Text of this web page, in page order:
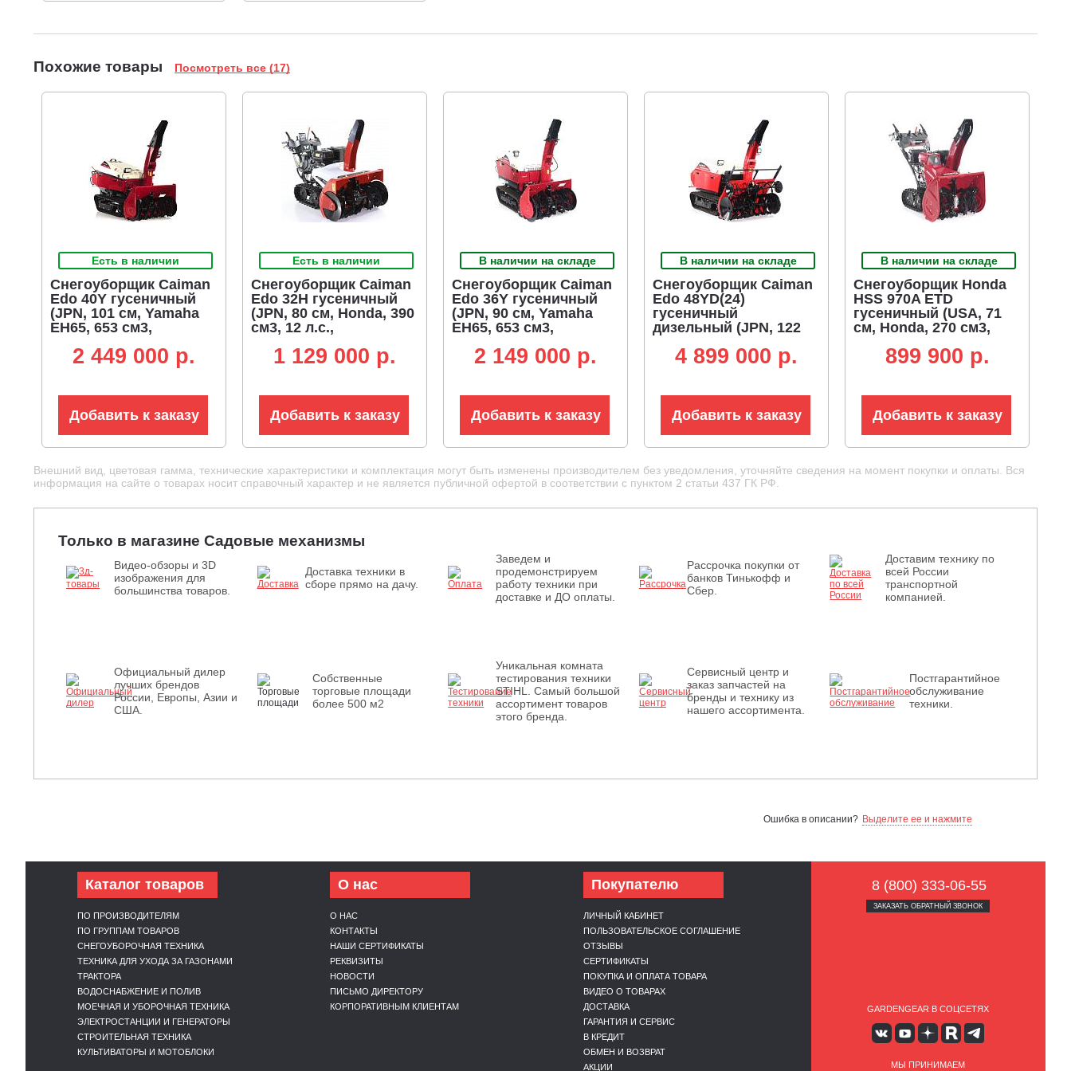
Похожие товары Посмотреть все (17)
Есть в наличии
Снегоуборщик Caiman
Edo 40Y гусеничный
(JPN, 101 см, Yamaha
EH65, 653 см3,
гидростатическая
трансмиссия, LED
2 449 000 p.
Добавить к заказу
Есть в наличии
Снегоуборщик Caiman
Edo 32H гусеничный
(JPN, 80 см, Honda, 390
см3, 12 л.с.,
гидростатическая
трансмиссия, LED
1 129 000 p.
Добавить к заказу
В наличии на складе
Снегоуборщик Caiman
Edo 36Y гусеничный
(JPN, 90 см, Yamaha
EH65, 653 см3,
гидростатическая
трансмиссия, LED
2 149 000 p.
Добавить к заказу
В наличии на складе
Снегоуборщик Caiman
Edo 48YD(24)
гусеничный
дизельный (JPN, 122
куб.см., аккумулятор
12В, гидростатическая
930 кг)
4 899 000 p.
Добавить к заказу
В наличии на складе
Снегоуборщик Honda
HSS 970A ETD
гусеничный (USA, 71
см, Honda, 270 см3,
гидростатическая
трансмиссия, LED
899 900 p.
Добавить к заказу
Внешний вид, цветовая гамма, технические характеристики и комплектация могут быть изменены производителем без уведомления, уточняйте сведения на момент покупки и оплаты. Вся
информация на сайте о товарах носит справочный характер и не является публичной офертой в соответствии с пунктом 2 статьи 437 ГК РФ.
Только в магазине Садовые механизмы
Видео-обзоры и 3D
изображения для
большинства товаров.
Доставка техники в
сборе прямо на дачу.
Заведем и
продемонстрируем
работу техники при
доставке и ДО оплаты.
Рассрочка покупки от
банков Тинькофф и
Сбер.
Доставим технику по
всей России
транспортной
компанией.
Официальный дилер
лучших брендов
России, Европы, Азии и
США.
Собственные
торговые площади
более 500 м2
Уникальная комната
тестирования техники
STIHL. Самый большой
ассортимент товаров
этого бренда.
Сервисный центр и
заказ запчастей на
бренды и технику из
нашего ассортимента.
Постгарантийное
обслуживание
техники.
Ошибка в описании? Выделите ее и нажмите
Каталог товаров
ПО ПРОИЗВОДИТЕЛЯМ
ПО ГРУППАМ ТОВАРОВ
СНЕГОУБОРОЧНАЯ ТЕХНИКА
ТЕХНИКА ДЛЯ УХОДА ЗА ГАЗОНАМИ
ТРАКТОРА
ВОДОСНАБЖЕНИЕ И ПОЛИВ
МОЕЧНАЯ И УБОРОЧНАЯ ТЕХНИКА
ЭЛЕКТРОСТАНЦИИ И ГЕНЕРАТОРЫ
СТРОИТЕЛЬНАЯ ТЕХНИКА
КУЛЬТИВАТОРЫ И МОТОБЛОКИ
О нас
О НАС
КОНТАКТЫ
НАШИ СЕРТИФИКАТЫ
РЕКВИЗИТЫ
НОВОСТИ
ПИСЬМО ДИРЕКТОРУ
КОРПОРАТИВНЫМ КЛИЕНТАМ
Покупателю
ЛИЧНЫЙ КАБИНЕТ
ПОЛЬЗОВАТЕЛЬСКОЕ СОГЛАШЕНИЕ
ОТЗЫВЫ
СЕРТИФИКАТЫ
ПОКУПКА И ОПЛАТА ТОВАРА
ВИДЕО О ТОВАРАХ
ДОСТАВКА
ГАРАНТИЯ И СЕРВИС
В КРЕДИТ
ОБМЕН И ВОЗВРАТ
АКЦИИ
8 (800) 333-06-55
ЗАКАЗАТЬ ОБРАТНЫЙ ЗВОНОК
GARDENGEAR В СОЦСЕТЯХ
МЫ ПРИНИМАЕМ